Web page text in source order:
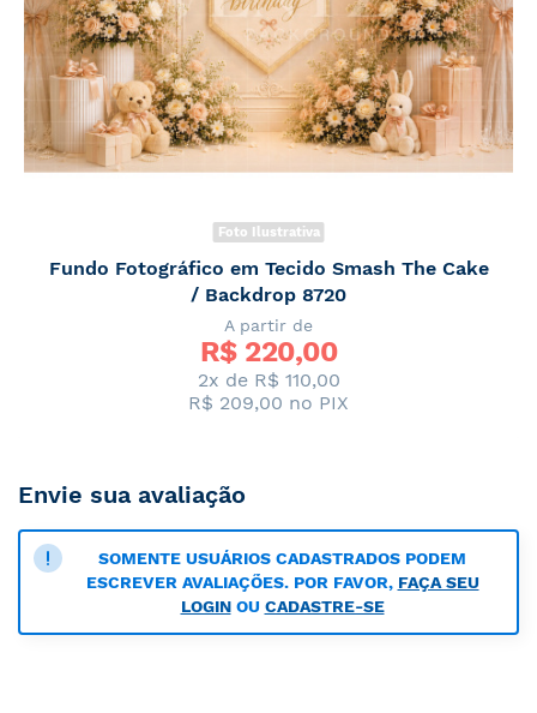
Foto Ilustrativa
Fundo Fotográfico em Tecido Smash The Cake
/ Backdrop 8720
A partir de
R$ 220,00
2x de R$ 110,00
R$ 209,00 no PIX
Envie sua avaliação
SOMENTE USUÁRIOS CADASTRADOS PODEM
ESCREVER AVALIAÇÕES. POR FAVOR, FAÇA SEU
LOGINOU CADASTRE-SE